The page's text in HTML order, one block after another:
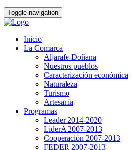
Toggle navigation
Inicio
La Comarca
Aljarafe-Doñana
Nuestros pueblos
Caracterización económica
Naturaleza
Turismo
Artesanía
Programas
Leader 2014-2020
LiderA 2007-2013
Cooperación 2007-2013
FEDER 2007-2013